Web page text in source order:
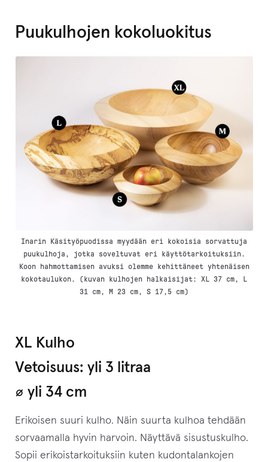
Puukulhojen kokoluokitus
Inarin Käsityöpuodissa myydään eri kokoisia sorvattuja
puukulhoja, jotka soveltuvat eri käyttötarkoituksiin.
Koon hahmottamisen avuksi olemme kehittäneet yhtenäisen
kokotaulukon. (kuvan kulhojen halkaisijat: XL 37 cm, L
31 cm, M 23 cm, S 17,5 cm)
XL Kulho
Vetoisuus: yli 3 litraa
⌀ yli 34 cm
Erikoisen suuri kulho. Näin suurta kulhoa tehdään
sorvaamalla hyvin harvoin. Näyttävä sisustuskulho.
Sopii erikoistarkoituksiin kuten kudontalankojen